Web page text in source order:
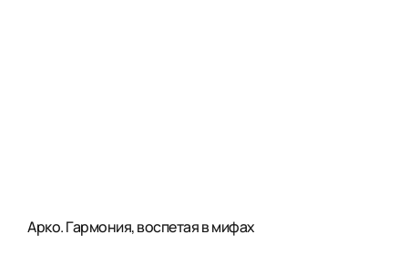
Арко. Гармония, воспетая в мифах